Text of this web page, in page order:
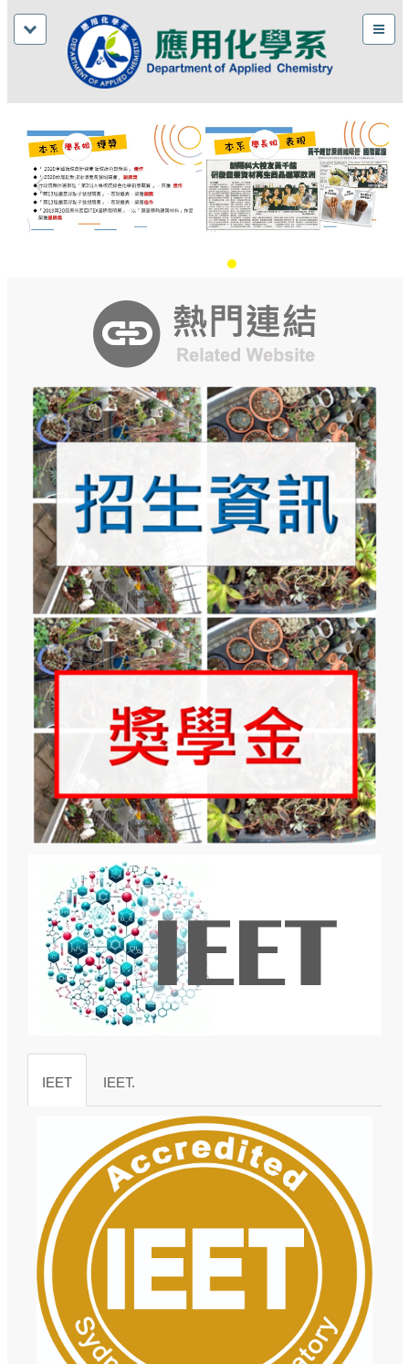
IEET IEET.